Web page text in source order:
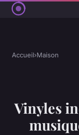
Accueil›Maison
Vinyles